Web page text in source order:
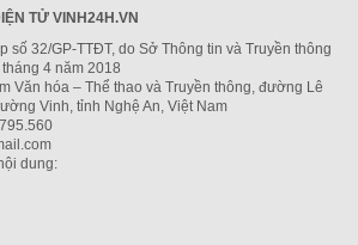
TỬ VINH24H.VN
số 32/GP-TTĐT, do Sở Thông tin và Truyền thông
4 năm 2018
Văn hóa – Thể thao và Truyền thông, đường Lê
Vinh, tỉnh Nghệ An, Việt Nam
dung: